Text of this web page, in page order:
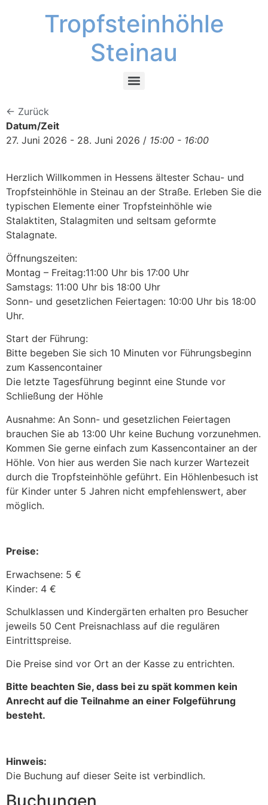
Tropfsteinhöhle
Steinau
← Zurück
Datum/Zeit
27. Juni 2026 - 28. Juni 2026 / 15:00 - 16:00
Herzlich Willkommen in Hessens ältester Schau- und
Tropfsteinhöhle in Steinau an der Straße. Erleben Sie die
typischen Elemente einer Tropfsteinhöhle wie
Stalaktiten, Stalagmiten und seltsam geformte
Stalagnate.
Öffnungszeiten:
Montag – Freitag:11:00 Uhr bis 17:00 Uhr
Samstags: 11:00 Uhr bis 18:00 Uhr
Sonn- und gesetzlichen Feiertagen: 10:00 Uhr bis 18:00
Uhr.
Start der Führung:
Bitte begeben Sie sich 10 Minuten vor Führungsbeginn
zum Kassencontainer
Die letzte Tagesführung beginnt eine Stunde vor
Schließung der Höhle
Ausnahme: An Sonn- und gesetzlichen Feiertagen
brauchen Sie ab 13:00 Uhr keine Buchung vorzunehmen.
Kommen Sie gerne einfach zum Kassencontainer an der
Höhle. Von hier aus werden Sie nach kurzer Wartezeit
durch die Tropfsteinhöhle geführt. Ein Höhlenbesuch ist
für Kinder unter 5 Jahren nicht empfehlenswert, aber
möglich.
Preise:
Erwachsene: 5 €
Kinder: 4 €
Schulklassen und Kindergärten erhalten pro Besucher
jeweils 50 Cent Preisnachlass auf die regulären
Eintrittspreise.
Die Preise sind vor Ort an der Kasse zu entrichten.
Bitte beachten Sie, dass bei zu spät kommen kein
Anrecht auf die Teilnahme an einer Folgeführung
besteht.
Hinweis:
Die Buchung auf dieser Seite ist verbindlich.
Buchungen